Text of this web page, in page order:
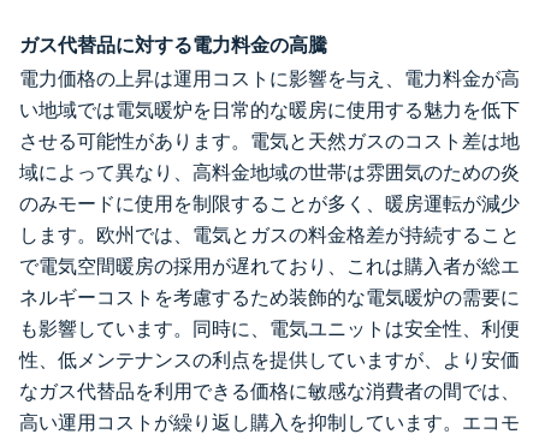
ガス代替品に対する電力料金の高騰
電力価格の上昇は運用コストに影響を与え、電力料金が高
い地域では電気暖炉を日常的な暖房に使用する魅力を低下
させる可能性があります。電気と天然ガスのコスト差は地
域によって異なり、高料金地域の世帯は雰囲気のための炎
のみモードに使用を制限することが多く、暖房運転が減少
します。欧州では、電気とガスの料金格差が持続すること
で電気空間暖房の採用が遅れており、これは購入者が総エ
ネルギーコストを考慮するため装飾的な電気暖炉の需要に
も影響しています。同時に、電気ユニットは安全性、利便
性、低メンテナンスの利点を提供していますが、より安価
なガス代替品を利用できる価格に敏感な消費者の間では、
高い運用コストが繰り返し購入を抑制しています。エコモ